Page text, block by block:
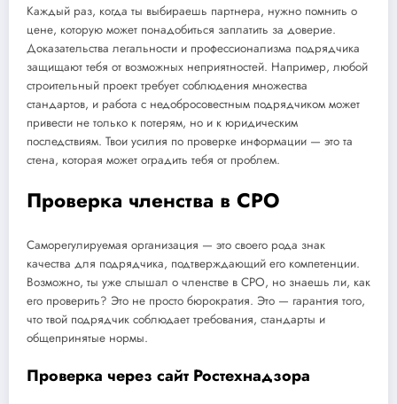
Каждый раз, когда ты выбираешь партнера, нужно помнить о
цене, которую может понадобиться заплатить за доверие.
Доказательства легальности и профессионализма подрядчика
защищают тебя от возможных неприятностей. Например, любой
строительный проект требует соблюдения множества
стандартов, и работа с недобросовестным подрядчиком может
привести не только к потерям, но и к юридическим
последствиям. Твои усилия по проверке информации — это та
стена, которая может оградить тебя от проблем.
Проверка членства в СРО
Саморегулируемая организация — это своего рода знак
качества для подрядчика, подтверждающий его компетенции.
Возможно, ты уже слышал о членстве в СРО, но знаешь ли, как
его проверить? Это не просто бюрократия. Это — гарантия того,
что твой подрядчик соблюдает требования, стандарты и
общепринятые нормы.
Проверка через сайт Ростехнадзора